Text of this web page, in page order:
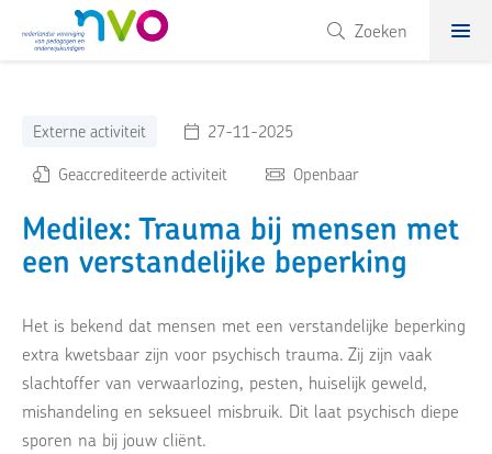
NVO Zoeken
Externe activiteit
27-11-2025
Geaccrediteerde activiteit
Openbaar
Medilex: Trauma bij mensen met
een verstandelijke beperking
Het is bekend dat mensen met een verstandelijke beperking
extra kwetsbaar zijn voor psychisch trauma. Zij zijn vaak
slachtoffer van verwaarlozing, pesten, huiselijk geweld,
mishandeling en seksueel misbruik. Dit laat psychisch diepe
sporen na bij jouw cliënt.